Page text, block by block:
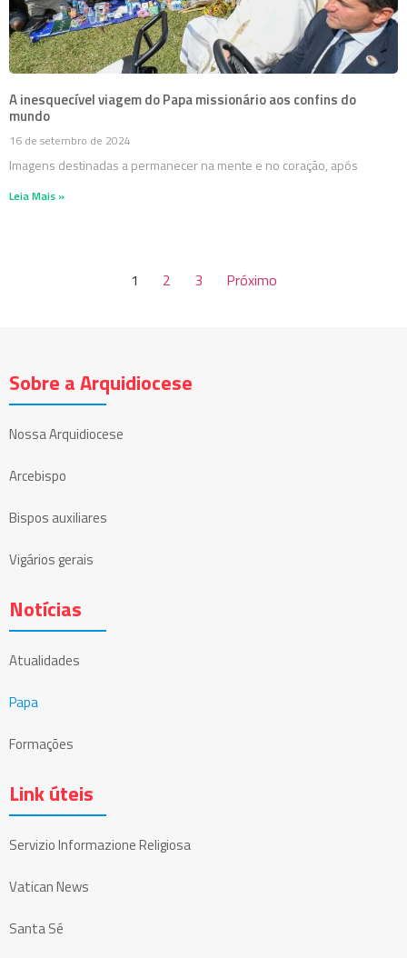
A inesquecível viagem do Papa missionário aos confins do
mundo
16 de setembro de 2024
Imagens destinadas a permanecer na mente e no coração, após
Leia Mais »
1 2 3 Próximo
Sobre a Arquidiocese
Nossa Arquidiocese
Arcebispo
Bispos auxiliares
Vigários gerais
Notícias
Atualidades
Papa
Formações
Link úteis
Servizio Informazione Religiosa
Vatican News
Santa Sé